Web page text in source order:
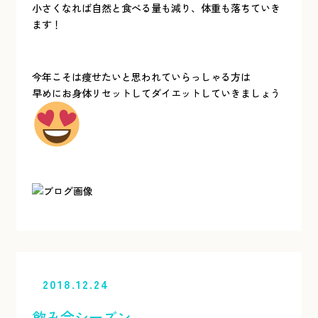
小さくなれば自然と食べる量も減り、体重も落ちていき
ます！
今年こそは痩せたいと思われていらっしゃる方は
早めにお身体リセットしてダイエットしていきましょう
2018.12.24